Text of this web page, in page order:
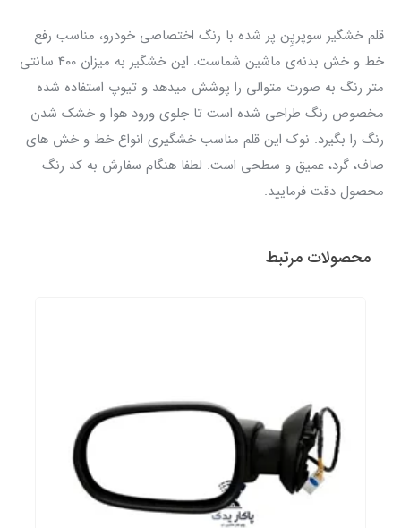
قلم خشگیر سوپرپِن پر شده با رنگ اختصاصی خودرو، مناسب رفع
خط و خش بدنه‌ی ماشین شماست. این خشگیر به میزان ۴۰۰ سانتی
متر رنگ به صورت متوالی را پوشش میدهد و تیوپ استفاده شده
مخصوص رنگ طراحی شده است تا جلوی ورود هوا و خشک شدن
رنگ را بگیرد. نوک این قلم مناسب خشگیری انواع خط و خش های
صاف، گرد، عمیق و سطحی است. لطفا هنگام سفارش به کد رنگ
محصول دقت فرمایید.
محصولات مرتبط